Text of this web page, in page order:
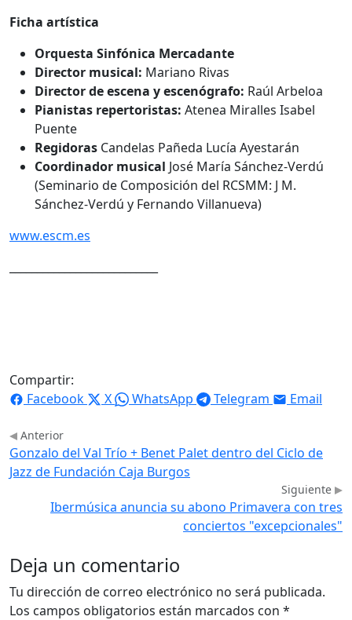
Ficha artística
Orquesta Sinfónica Mercadante
Director musical: Mariano Rivas
Director de escena y escenógrafo: Raúl Arbeloa
Pianistas repertoristas: Atenea Miralles Isabel
Puente
Regidoras Candelas Pañeda Lucía Ayestarán
Coordinador musical José María Sánchez-Verdú
(Seminario de Composición del RCSMM: J M.
Sánchez-Verdú y Fernando Villanueva)
www.escm.es
Compartir:
Facebook
X WhatsApp Telegram Email
Anterior
Gonzalo del Val Trío + Benet Palet dentro del Ciclo de
Jazz de Fundación Caja Burgos
Siguiente
Ibermúsica anuncia su abono Primavera con tres
conciertos "excepcionales"
Deja un comentario
Tu dirección de correo electrónico no será publicada.
Los campos obligatorios están marcados con *